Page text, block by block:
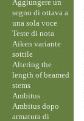
Aggiungere un
segno di ottava a
una sola voce
Teste di nota
Aiken variante
sottile
Altering the
length of beamed
stems
Ambitus
Ambitus dopo
armatura di